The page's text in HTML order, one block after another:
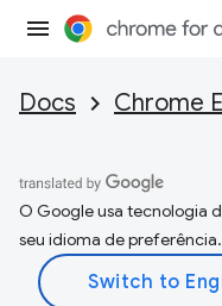
Docs Chrome
O Google usa tecnologia
seu idioma de